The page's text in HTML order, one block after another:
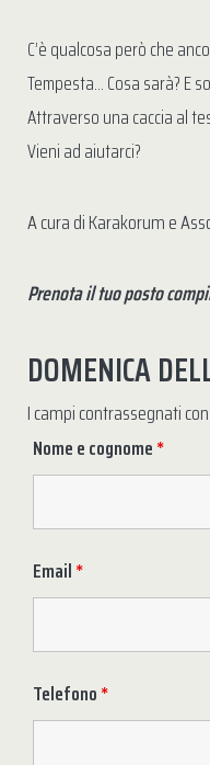
C’è qualcosa però che
Tempesta… Cosa sarà? E
Attraverso una caccia al
Vieni ad aiutarci?
A cura di Karakorum e
Prenota il tuo posto
DOMENICA
I campi contrassegnati con
Nome e cognome*
Email*
Telefono*